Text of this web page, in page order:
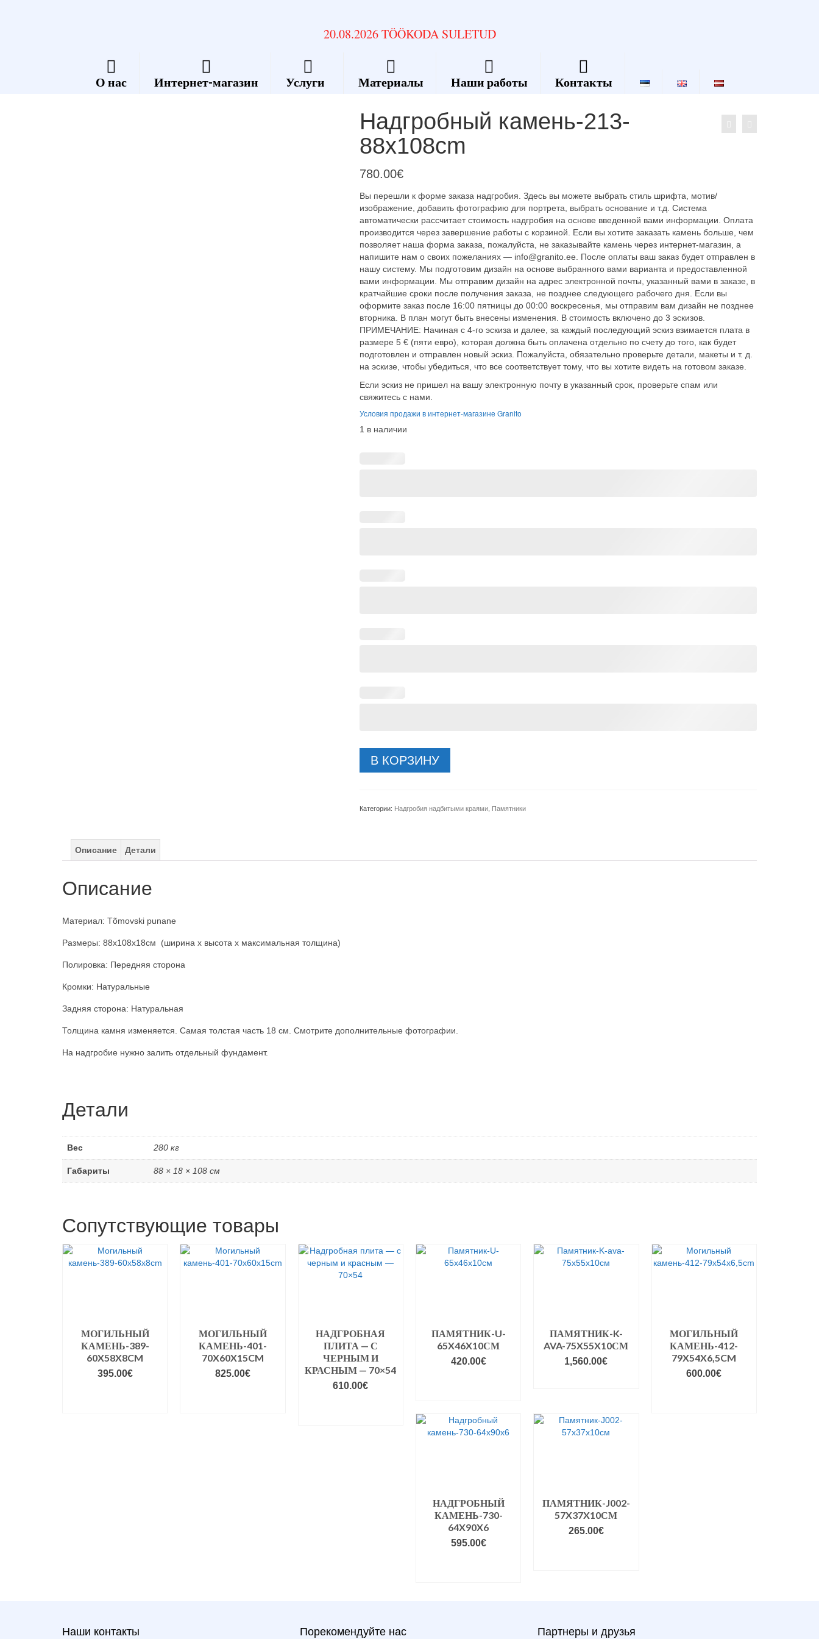
20.08.2026 TÖÖKODA SULETUD
О нас Интернет-магазин Услуги Материалы Наши работы Контакты
Надгробный камень-213-
88x108cm
780.00€
Вы перешли к форме заказа надгробия. Здесь вы можете выбрать стиль шрифта, мотив/
изображение, добавить фотографию для портрета, выбрать основание и т.д. Система
автоматически рассчитает стоимость надгробия на основе введенной вами информации. Оплата
производится через завершение работы с корзиной. Если вы хотите заказать камень больше, чем
позволяет наша форма заказа, пожалуйста, не заказывайте камень через интернет-магазин, а
напишите нам о своих пожеланиях — info@granito.ee. После оплаты ваш заказ будет отправлен в
нашу систему. Мы подготовим дизайн на основе выбранного вами варианта и предоставленной
вами информации. Мы отправим дизайн на адрес электронной почты, указанный вами в заказе, в
кратчайшие сроки после получения заказа, не позднее следующего рабочего дня. Если вы
оформите заказ после 16:00 пятницы до 00:00 воскресенья, мы отправим вам дизайн не позднее
вторника. В план могут быть внесены изменения. В стоимость включено до 3 эскизов.
ПРИМЕЧАНИЕ: Начиная с 4-го эскиза и далее, за каждый последующий эскиз взимается плата в
размере 5 € (пяти евро), которая должна быть оплачена отдельно по счету до того, как будет
подготовлен и отправлен новый эскиз. Пожалуйста, обязательно проверьте детали, макеты и т. д.
на эскизе, чтобы убедиться, что все соответствует тому, что вы хотите видеть на готовом заказе.
Если эскиз не пришел на вашу электронную почту в указанный срок, проверьте спам или
свяжитесь с нами.
Условия продажи в интернет-магазине Granito
1 в наличии
товара
В КОРЗИНУ
Категории: Надгробия надбитыми краями, Памятники
Описание Детали
Описание
Материал: Tõmovski punane
Размеры: 88x108x18см (ширина x высота x максимальная толщина)
Полировка: Передняя сторона
Кромки: Натуральные
Задняя сторона: Натуральная
Толщина камня изменяется. Самая толстая часть 18 см. Смотрите дополнительные фотографии.
На надгробие нужно залить отдельный фундамент.
Детали
Вес 280 кг
Габариты 88 × 18 × 108 см
Сопутствующие товары
МОГИЛЬНЫЙ
КАМЕНЬ-389-
60X58X8CM
395.00€
МОГИЛЬНЫЙ
КАМЕНЬ-401-
70X60X15CM
825.00€
НАДГРОБНАЯ
ПЛИТА — С
ЧЕРНЫМ И
КРАСНЫМ — 70×54
610.00€
ПАМЯТНИК-U-
65X46X10СМ
420.00€
ПАМЯТНИК-K-
AVA-75X55X10СМ
1,560.00€
МОГИЛЬНЫЙ
КАМЕНЬ-412-
79X54X6,5CM
600.00€
НАДГРОБНЫЙ
КАМЕНЬ-730-
64X90X6
595.00€
ПАМЯТНИК-J002-
57X37X10СМ
265.00€
Наши контакты Порекомендуйте нас Партнеры и друзья